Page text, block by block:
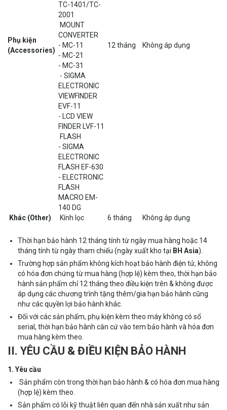
Phụ kiện
(Accessories)
12 tháng Không áp dụng
TC-1401/TC-
2001
MOUNT
CONVERTER
- MC-11
- MC-21
- MC-31
- SIGMA
ELECTRONIC
VIEWFINDER
EVF-11
- LCD VIEW
FINDER LVF-11
FLASH
- SIGMA
ELECTRONIC
FLASH EF-630
- ELECTRONIC
FLASH
MACRO EM-
140 DG
Khác (Other)
Kính lọc 6 tháng Không áp dụng
Thời hạn bảo hành 12 tháng tính từ ngày mua hàng hoặc 14
tháng tính từ ngày tham chiếu (ngày xuất kho tại BH Asia).
Trường hợp sản phẩm không kích hoạt bảo hành điện tử, không
có hóa đơn chứng từ mua hàng (hợp lệ) kèm theo, thời hạn bảo
hành sản phẩm chỉ 12 tháng theo điều kiện trên & không được
áp dụng các chương trình tặng thêm/gia hạn bảo hành cũng
như các quyền lợi bảo hành khác.
Đối với các sản phẩm, phụ kiện kèm theo máy không có số
serial, thời hạn bảo hành căn cứ vào tem bảo hành và hóa đơn
mua hàng kèm theo.
II. YÊU CẦU & ĐIỀU KIỆN BẢO HÀNH
1. Yêu cầu
Sản phẩm còn trong thời hạn bảo hành & có hóa đơn mua hàng
(hợp lệ) kèm theo.
Sản phẩm có lỗi kỹ thuật liên quan đến nhà sản xuất như sản